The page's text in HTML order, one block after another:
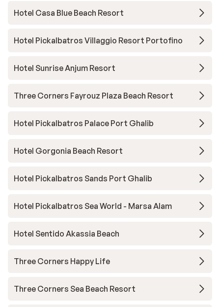
Hotel Casa Blue Beach Resort
Hotel Pickalbatros Villaggio Resort Portofino
Hotel Sunrise Anjum Resort
Three Corners Fayrouz Plaza Beach Resort
Hotel Pickalbatros Palace Port Ghalib
Hotel Gorgonia Beach Resort
Hotel Pickalbatros Sands Port Ghalib
Hotel Pickalbatros Sea World - Marsa Alam
Hotel Sentido Akassia Beach
Three Corners Happy Life
Three Corners Sea Beach Resort